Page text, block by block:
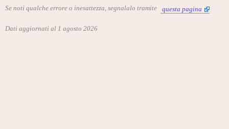
Se noti qualche errore o inesattezza, segnalalo tramite questa pagina
Dati aggiornati al 1 agosto 2026